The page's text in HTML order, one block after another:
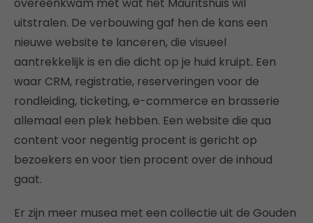
uitstralen. De verbouwing gaf hen de kans een
nieuwe website te lanceren, die visueel
aantrekkelijk is en die dicht op je huid kruipt. Een
waar CRM, registratie, reserveringen voor de
rondleiding, ticketing, e-commerce en brasserie
allemaal een plek hebben. Een website die qua
content voor negentig procent is gericht op
bezoekers en voor tien procent over de inhoud
gaat.
Er zijn meer musea met een collectie uit de Gouden